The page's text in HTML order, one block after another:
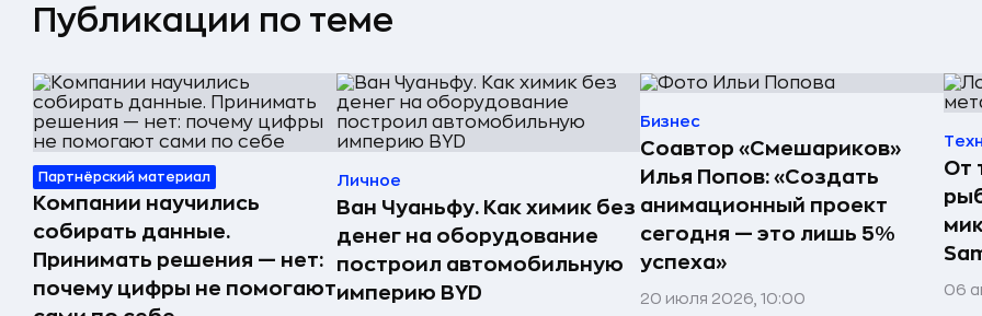
Публикации по теме
Партнёрский материал
Компании научились
собирать данные.
Принимать решения — нет:
почему цифры не помогают
Личное
Ван Чуаньфу. Как химик без
денег на оборудование
построил автомобильную
империю BYD
Бизнес
Соавтор «Смешариков»
Илья Попов: «Создать
анимационный проект
сегодня — это лишь 5%
успеха»
20 июля 2026, 10:00
От
06